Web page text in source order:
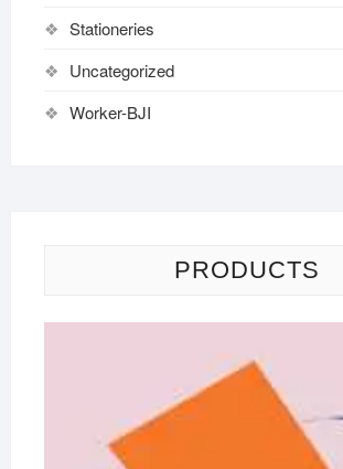
Stationeries
Uncategorized
Worker-BJI
PRODUCTS